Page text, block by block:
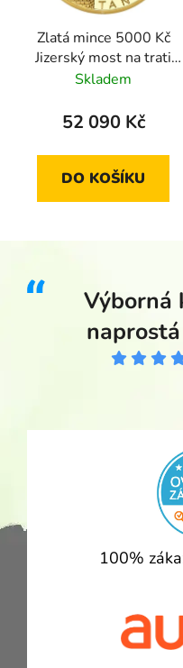
Zlatá mince 5000 Kč
Jizerský most na trati
Tanvald-Harrachov
Skladem
52 090 Kč
DO KOŠÍKU
Výborná
100%